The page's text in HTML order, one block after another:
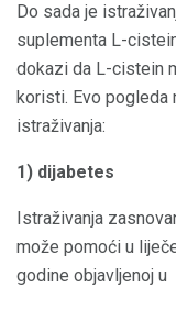
Do sada je
suplementa L-
dokazi da L-cistein
koristi. Evo pogleda
istraživanja:
1) dijabetes
Istraživanja
može pomoći u
godine objavljenoj u